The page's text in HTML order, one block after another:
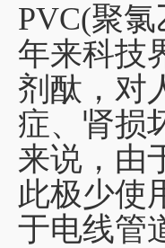
PVC(聚
年来科技
剂酞，对
症、肾损
来说，由
此极少使
于电线管